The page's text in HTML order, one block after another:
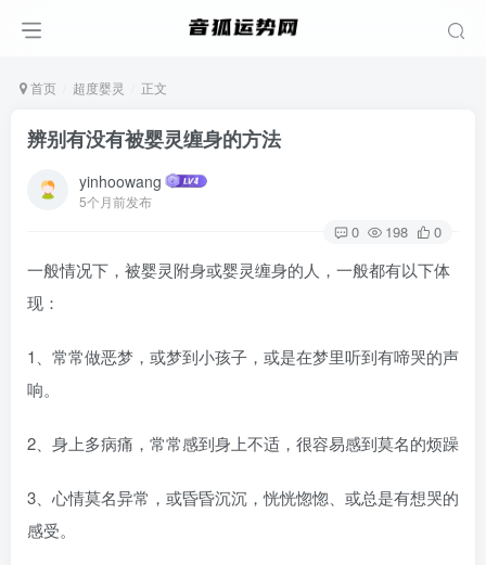
首页 超度婴灵 正文
辨别有没有被婴灵缠身的方法
yinhoowang
5个月前发布
0 198 0
一般情况下，被婴灵附身或婴灵缠身的人，一般都有以下体
现：
1、常常做恶梦，或梦到小孩子，或是在梦里听到有啼哭的声
响。
2、身上多病痛，常常感到身上不适，很容易感到莫名的烦躁
3、心情莫名异常，或昏昏沉沉，恍恍惚惚、或总是有想哭的
感受。